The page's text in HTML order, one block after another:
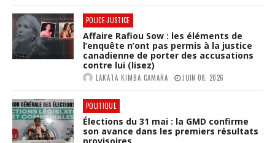
«
PILIER
DE
L’OMBRE
»
DE
LA
NATION
»
ET
MET
CAUSE
ÉDUCATIVES
POLICE-JUSTICE
Affaire Rafiou Sow : les éléments de
l’enquête n’ont pas permis à la justice
canadienne de porter des accusations
contre lui (lisez)
LAKATA KIMBA CAMARA JUIN 08, 2026
POLITIQUE
Élections du 31 mai : la GMD confirme
son avance dans les premiers résultats